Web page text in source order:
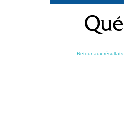
contenu
Retour aux résultats